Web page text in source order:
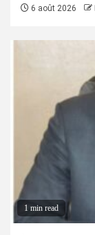
6 août 2026
1 min read